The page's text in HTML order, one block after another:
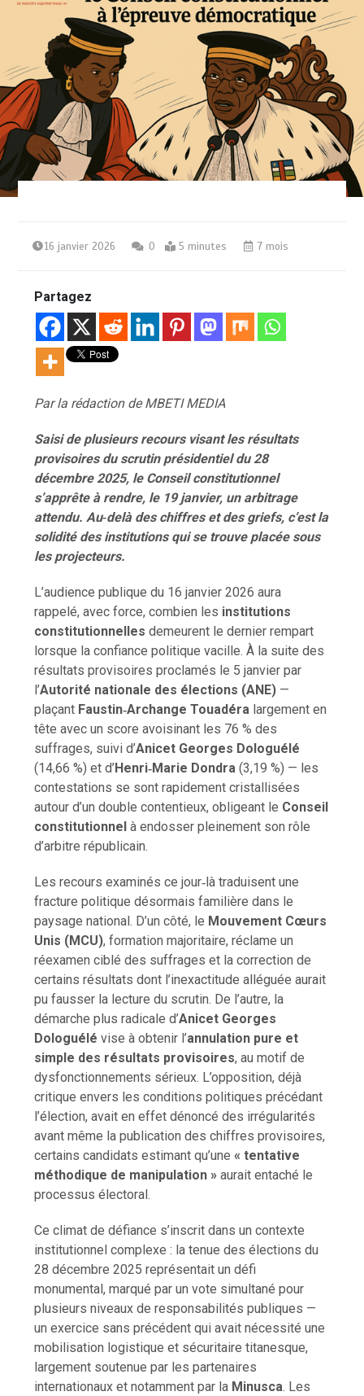
16 janvier 2026 0 5 minutes 7 mois
Partagez
Par la rédaction de MBETI MEDIA
Saisi de plusieurs recours visant les résultats
provisoires du scrutin présidentiel du 28
décembre 2025, le Conseil constitutionnel
s’apprête à rendre, le 19 janvier, un arbitrage
attendu. Au‑delà des chiffres et des griefs, c’est la
solidité des institutions qui se trouve placée sous
les projecteurs.
L’audience publique du 16 janvier 2026 aura
rappelé, avec force, combien les institutions
constitutionnelles demeurent le dernier rempart
lorsque la confiance politique vacille. À la suite des
résultats provisoires proclamés le 5 janvier par
l’Autorité nationale des élections (ANE) —
plaçant Faustin‑Archange Touadéra largement en
tête avec un score avoisinant les 76 % des
suffrages, suivi d’Anicet Georges Dologuélé
(14,66 %) et d’Henri‑Marie Dondra (3,19 %) — les
contestations se sont rapidement cristallisées
autour d’un double contentieux, obligeant le Conseil
constitutionnel à endosser pleinement son rôle
d’arbitre républicain.
Les recours examinés ce jour‑là traduisent une
fracture politique désormais familière dans le
paysage national. D’un côté, le Mouvement Cœurs
Unis (MCU), formation majoritaire, réclame un
réexamen ciblé des suffrages et la correction de
certains résultats dont l’inexactitude alléguée aurait
pu fausser la lecture du scrutin. De l’autre, la
démarche plus radicale d’Anicet Georges
Dologuélé vise à obtenir l’annulation pure et
simple des résultats provisoires, au motif de
dysfonctionnements sérieux. L’opposition, déjà
critique envers les conditions politiques précédant
l’élection, avait en effet dénoncé des irrégularités
avant même la publication des chiffres provisoires,
certains candidats estimant qu’une« tentative
méthodique de manipulation » aurait entaché le
processus électoral.
Ce climat de défiance s’inscrit dans un contexte
institutionnel complexe : la tenue des élections du
28 décembre 2025 représentait un défi
monumental, marqué par un vote simultané pour
plusieurs niveaux de responsabilités publiques —
un exercice sans précédent qui avait nécessité une
mobilisation logistique et sécuritaire titanesque,
largement soutenue par les partenaires
internationaux et notamment par la Minusca. Les